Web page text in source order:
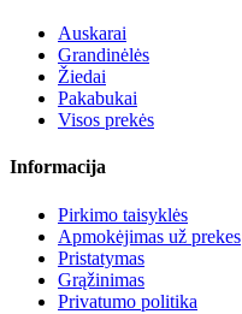
Auskarai
Grandinėlės
Žiedai
Pakabukai
Visos prekės
Informacija
Pirkimo taisyklės
Apmokėjimas už prekes
Pristatymas
Grąžinimas
Privatumo politika